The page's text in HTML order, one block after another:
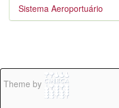
Sistema Aeroportuário
Theme by